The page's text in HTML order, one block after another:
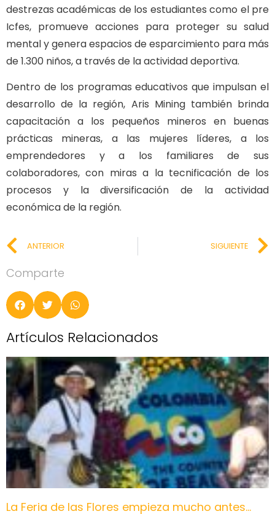
destrezas académicas de los estudiantes como el pre
Icfes, promueve acciones para proteger su salud
mental y genera espacios de esparcimiento para más
de 1.300 niños, a través de la actividad deportiva.
Dentro de los programas educativos que impulsan el
desarrollo de la región, Aris Mining también brinda
capacitación a los pequeños mineros en buenas
prácticas mineras, a las mujeres líderes, a los
emprendedores y a los familiares de sus
colaboradores, con miras a la tecnificación de los
procesos y la diversificación de la actividad
económica de la región.
ANTERIOR SIGUIENTE
Comparte
Artículos Relacionados
La Feria de las Flores empieza mucho antes…